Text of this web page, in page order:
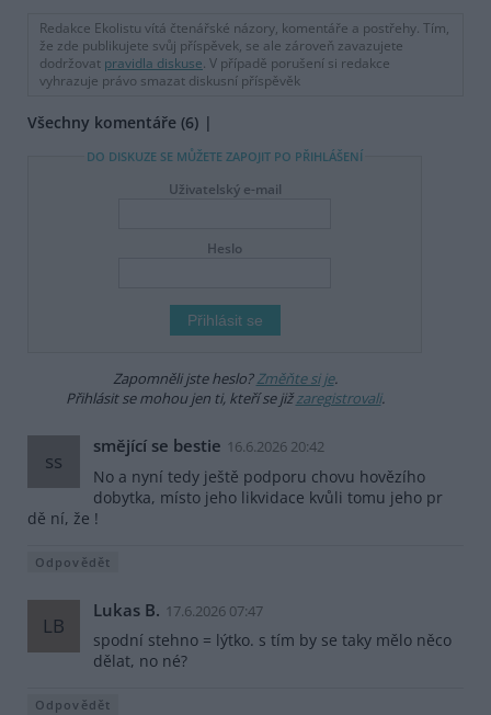
Redakce Ekolistu vítá čtenářské názory, komentáře a postřehy. Tím,
že zde publikujete svůj příspěvek, se ale zároveň zavazujete
dodržovat pravidla diskuse. V případě porušení si redakce
vyhrazuje právo smazat diskusní příspěvěk
Všechny komentáře (6)
DO DISKUZE SE MŮŽETE ZAPOJIT PO PŘIHLÁŠENÍ
Uživatelský e-mail
Heslo
Zapomněli jste heslo?Změňte si je.
Přihlásit se mohou jen ti, kteří se jižzaregistrovali.
ss
smějící se bestie 16.6.2026 20:42
No a nyní tedy ještě podporu chovu hovězího
dobytka, místo jeho likvidace kvůli tomu jeho pr
dě ní, že !
Odpovědět
LB
Lukas B. 17.6.2026 07:47
spodní stehno = lýtko. s tím by se taky mělo něco
dělat, no né?
Odpovědět